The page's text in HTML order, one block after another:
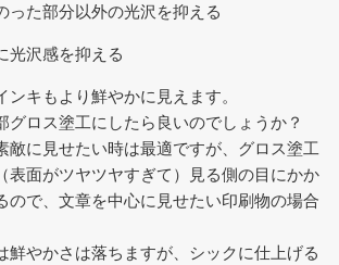
った部分以外の光沢を抑える
光沢感を抑える
キもより鮮やかに見えます。
グロス塗工にしたら良いのでしょうか？
敵に見せたい時は最適ですが、グロス塗工
表面がツヤツヤすぎて）見る側の目にかか
ので、文章を中心に見せたい印刷物の場合
鮮やかさは落ちますが、シックに仕上げる